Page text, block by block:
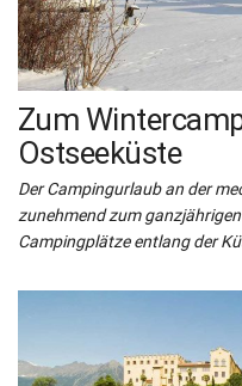
Zum
Ostseeküste
Der Campingurlaub an der
zunehmend zum
Campingplätze entlang der